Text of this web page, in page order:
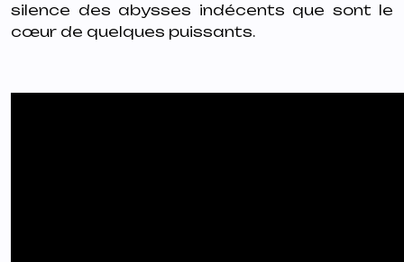
silence des abysses indécents que sont le
cœur de quelques puissants.